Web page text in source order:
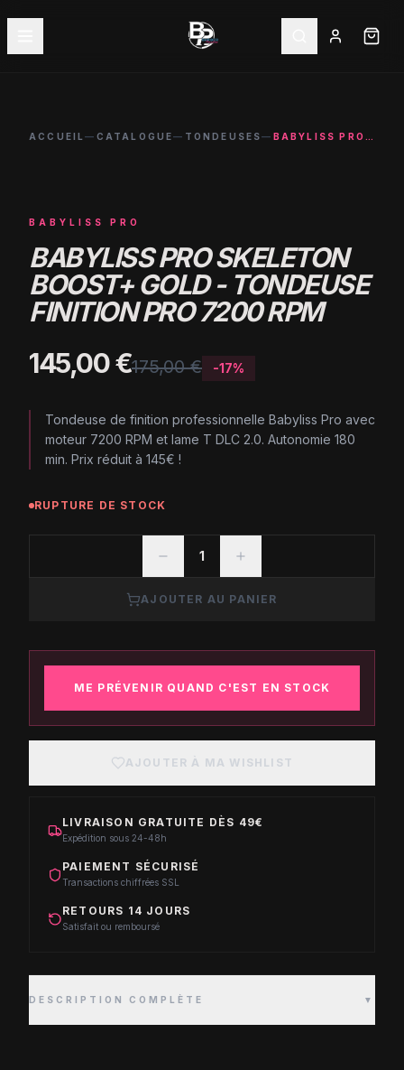
ACCUEIL— CATALOGUE— TONDEUSES— BABYLISS PRO SKELETON BOOST+ GOLD - TONDEUSE FINITION PRO 7200 RPM
BABYLISS PRO
BABYLISS PRO SKELETON
BOOST+ GOLD - TONDEUSE
FINITION PRO 7200 RPM
145,00 €175,00 € -17%
Tondeuse de finition professionnelle Babyliss Pro avec
moteur 7200 RPM et lame T DLC 2.0. Autonomie 180
min. Prix réduit à 145€ !
RUPTURE DE STOCK
1
AJOUTER AU PANIER
ME PRÉVENIR QUAND C'EST EN STOCK
AJOUTER À MA WISHLIST
LIVRAISON GRATUITE DÈS 49€
Expédition sous 24-48h
PAIEMENT SÉCURISÉ
Transactions chiffrées SSL
RETOURS 14 JOURS
Satisfait ou remboursé
DESCRIPTION COMPLÈTE ▼